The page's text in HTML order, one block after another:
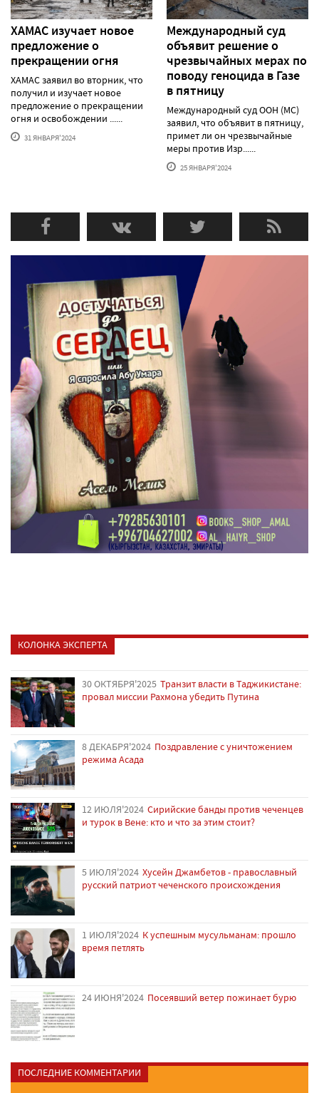
ХАМАС изучает новое
предложение о
прекращении огня
ХАМАС заявил во вторник, что
получил и изучает новое
предложение о прекращении
огня и освобождении ......
31 ЯНВАРЯ'2024
Международный суд
объявит решение о
чрезвычайных мерах по
поводу геноцида в Газе
в пятницу
Международный суд ООН (МС)
заявил, что объявит в пятницу,
примет ли он чрезвычайные
меры против Изр......
25 ЯНВАРЯ'2024
КОЛОНКА ЭКСПЕРТА
30 ОКТЯБРЯ'2025 Транзит власти в Таджикистане:
провал миссии Рахмона убедить Путина
8 ДЕКАБРЯ'2024 Поздравление с уничтожением
режима Асада
12 ИЮЛЯ'2024 Сирийские банды против чеченцев
и турок в Вене: кто и что за этим стоит?
5 ИЮЛЯ'2024 Хусейн Джамбетов - православный
русский патриот чеченского происхождения
1 ИЮЛЯ'2024 К успешным мусульманам: прошло
время петлять
24 ИЮНЯ'2024 Посеявший ветер пожинает бурю
ПОСЛЕДНИЕ КОММЕНТАРИИ